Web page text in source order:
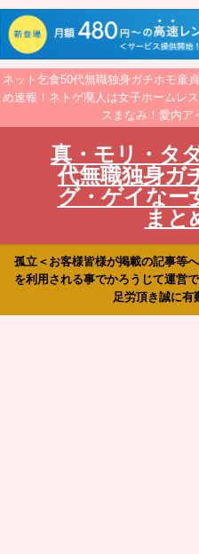
ネット乞食50代無職独身ガチホモ童
め速報！ネトゲ廃人は女子ホームレ
スまなみ！愛内ア
真・モリ・タ
代無職独身ガ
グ・ゲイなー
まと
孤立＜お客様皆様が掲載の記事等
を利用される事でかろうじて運営
足労頂き誠に有